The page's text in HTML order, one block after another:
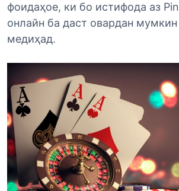
фоидаҳое, ки бо истифода аз
онлайн ба даст овардан
медиҳад.